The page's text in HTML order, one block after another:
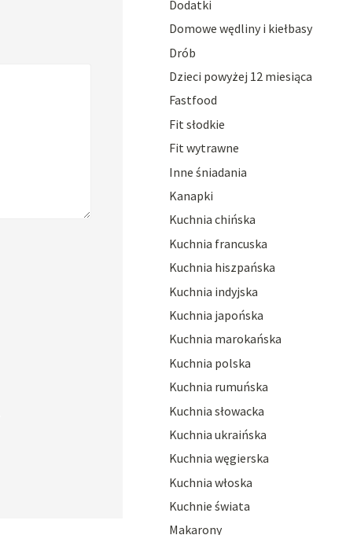
Dodatki
Domowe wędliny i kiełbasy
Drób
Dzieci powyżej 12 miesiąca
Fastfood
Fit słodkie
Fit wytrawne
Inne śniadania
Kanapki
Kuchnia chińska
Kuchnia francuska
Kuchnia hiszpańska
Kuchnia indyjska
Kuchnia japońska
Kuchnia marokańska
Kuchnia polska
Kuchnia rumuńska
Kuchnia słowacka
Kuchnia ukraińska
Kuchnia węgierska
Kuchnia włoska
Kuchnie świata
Makarony